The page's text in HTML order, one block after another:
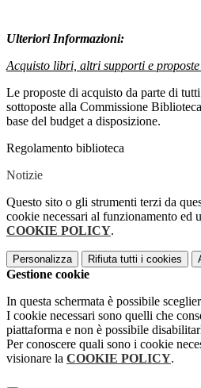
Ulteriori Informazioni:
Acquisto libri, altri supporti e
Le proposte di acquisto da parte di
sottoposte alla Commissione
base del budget a disposizione.
Regolamento biblioteca
Notizie
Questo sito o gli strumenti terzi da
cookie necessari al funzionamento ed
COOKIE POLICY.
Personalizza Rifiuta tutti i cookies
Gestione cookie
In questa schermata è possibile
I cookie necessari sono quelli che
piattaforma e non è possibile
Per conoscere quali sono i cookie
visionare la COOKIE POLICY.